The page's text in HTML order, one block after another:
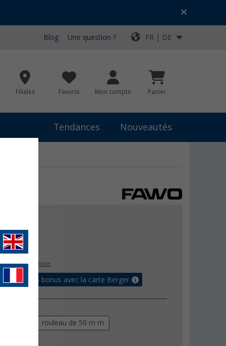
Blog Une question ? FR | DE
Filiales Favoris Mon compte Panier
Tendances Nouveautés
les frais d'expédition
jusqu'à 5% bonus avec la carte Berger
rouleau de 50 m m